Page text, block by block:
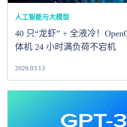
人工智能与大模型
40 只“龙虾” + 全液冷！
体机 24 小时满负荷不宕机
2026.03.13